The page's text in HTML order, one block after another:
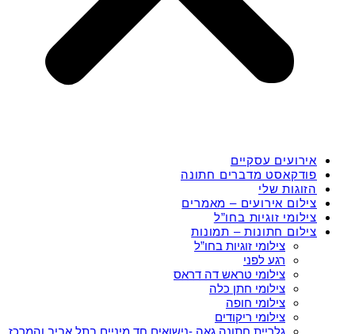
אירועים עסקיים
פודקאסט מדברים חתונה
הזוגות שלי
צילום אירועים – מאמרים
צילומי זוגיות בחו”ל
צילום חתונות – תמונות
צילומי זוגיות בחו”ל
רגע לפני
צילומי טראש דה דראס
צילומי חתן כלה
צילומי חופה
צילומי ריקודים
גלריית חתונה גאה -נישואים חד מיניים בתל אביב והמרכז